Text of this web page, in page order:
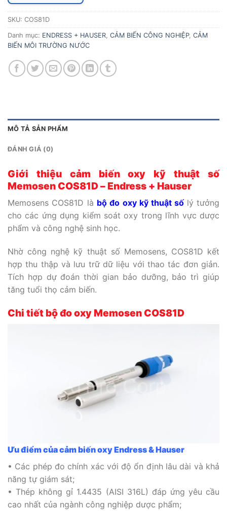
SKU: COS81D
Danh mục: ENDRESS + HAUSER CẢM BIẾN CÔNG NGHIỆP, CẢM
BIẾN MÔI TRƯỜNG NƯỚC
MÔ TẢ SẢN PHẨM
ĐÁNH GIÁ (0)
Giới thiệu cảm biến oxy kỹ thuật số
Memosen COS81D – Endress + Hauser
Memosens COS81D là bộ đo oxy kỹ thuật số lý tưởng
cho các ứng dụng kiểm soát oxy trong lĩnh vực dược
phẩm và công nghệ sinh học.
Nhờ công nghệ kỹ thuật số Memosens, COS81D kết
hợp thu thập và lưu trữ dữ liệu với thao tác đơn giản.
Tích hợp dự đoán thời gian bảo dưỡng, bảo trì giúp
tăng tuổi thọ cảm biến.
Chi tiếtbộ đo oxy Memosen COS81D
Ưu điểm của cảm biến oxy Endress & Hauser
• Các phép đo chính xác với độ ổn định lâu dài và khả
năng tự giám sát;
• Thép không gỉ 1.4435 (AISI 316L) đáp ứng yêu cầu
cao nhất của ngành công nghiệp dược phẩm;